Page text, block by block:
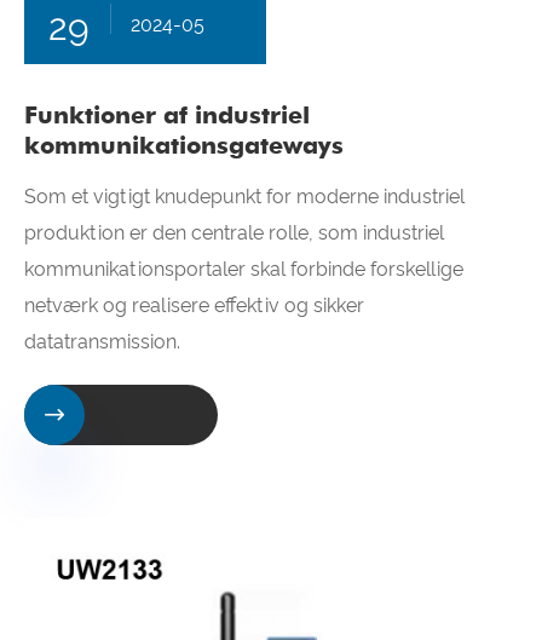
29 2024-05
Funktioner af industriel
kommunikationsgateways
Som et vigtigt knudepunkt for moderne industriel
produktion er den centrale rolle, som industriel
kommunikationsportaler skal forbinde forskellige
netværk og realisere effektiv og sikker
datatransmission.
